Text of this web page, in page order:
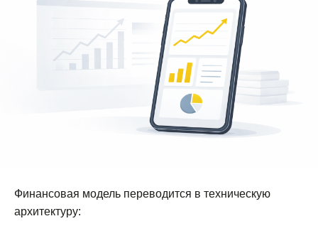
Финансовая модель переводится в техническую
архитектуру: